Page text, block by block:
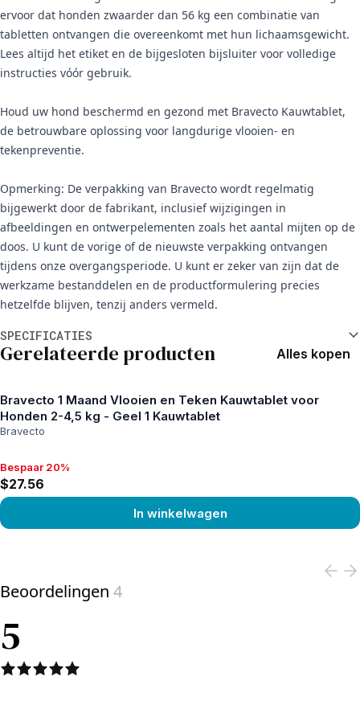
ervoor dat honden zwaarder dan 56 kg een combinatie van
tabletten ontvangen die overeenkomt met hun lichaamsgewicht.
Lees altijd het etiket en de bijgesloten bijsluiter voor volledige
instructies vóór gebruik.
Houd uw hond beschermd en gezond met Bravecto Kauwtablet,
de betrouwbare oplossing voor langdurige vlooien- en
tekenpreventie.
Opmerking: De verpakking van Bravecto wordt regelmatig
bijgewerkt door de fabrikant, inclusief wijzigingen in
afbeeldingen en ontwerpelementen zoals het aantal mijten op de
doos. U kunt de vorige of de nieuwste verpakking ontvangen
tijdens onze overgangsperiode. U kunt er zeker van zijn dat de
werkzame bestanddelen en de productformulering precies
hetzelfde blijven, tenzij anders vermeld.
SPECIFICATIES
Gerelateerde producten Alles kopen
Bravecto 1 Maand Vlooien en Teken Kauwtablet voor
Honden 2-4,5 kg - Geel 1 Kauwtablet
Bravecto
Bespaar 20%, $27.56
Bespaar 20%
$27.56
In winkelwagen
Beoordelingen 4
5